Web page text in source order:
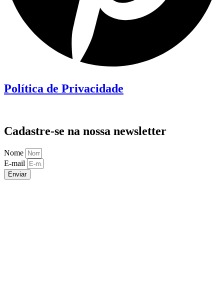
Política de Privacidade
Cadastre-se na nossa newsletter
Nome
E-mail
Enviar